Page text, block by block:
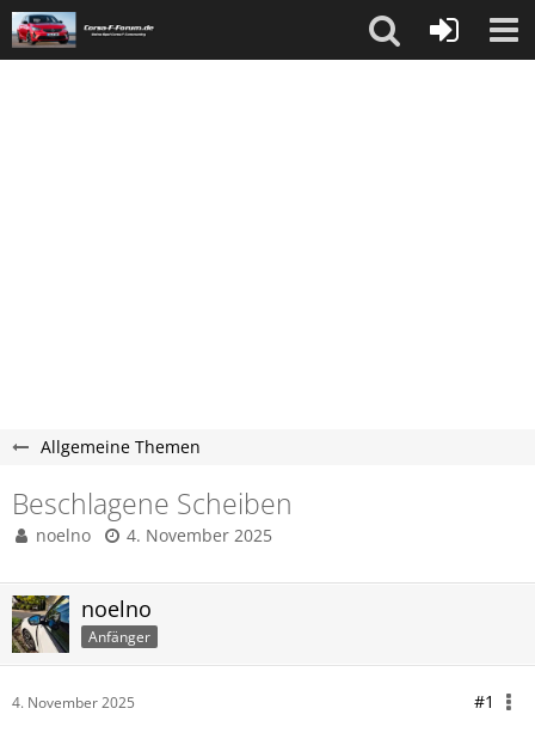
Allgemeine Themen
Beschlagene Scheiben
noelno 4. November 2025
noelno
Anfänger
4. November 2025 #1